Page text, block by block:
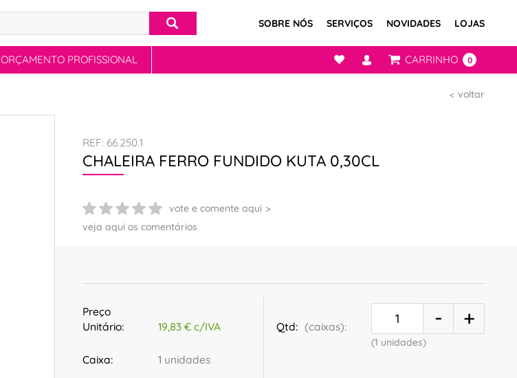
SOBRE NÓS SERVIÇOS NOVIDADES LOJAS
ORÇAMENTO PROFISSIONAL CARRINHO 0
voltar
REF: 66.250.1
CHALEIRA FERRO FUNDIDO KUTA 0,30CL
vote e comente aqui
veja aqui os comentários
Preço
Unitário:
19,83 € c/IVA
Caixa: 1 unidades
Qtd: (caixas):
(1 unidades)